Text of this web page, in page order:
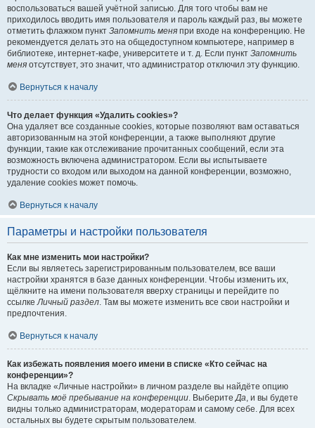
воспользоваться вашей учётной записью. Для того чтобы вам не
приходилось вводить имя пользователя и пароль каждый раз, вы можете
отметить флажком пункт Запомнить меня при входе на конференцию. Не
рекомендуется делать это на общедоступном компьютере, например в
библиотеке, интернет-кафе, университете и т. д. Если пункт Запомнить
меня отсутствует, это значит, что администратор отключил эту функцию.
Вернуться к началу
Что делает функция «Удалить cookies»?
Она удаляет все созданные cookies, которые позволяют вам оставаться
авторизованным на этой конференции, а также выполняют другие
функции, такие как отслеживание прочитанных сообщений, если эта
возможность включена администратором. Если вы испытываете
трудности со входом или выходом на данной конференции, возможно,
удаление cookies может помочь.
Вернуться к началу
Параметры и настройки пользователя
Как мне изменить мои настройки?
Если вы являетесь зарегистрированным пользователем, все ваши
настройки хранятся в базе данных конференции. Чтобы изменить их,
щёлкните на имени пользователя вверху страницы и перейдите по
ссылкеЛичный раздел. Там вы можете изменить все свои настройки и
предпочтения.
Вернуться к началу
Как избежать появления моего имени в списке «Кто сейчас на
конференции»?
На вкладке «Личные настройки» в личном разделе вы найдёте опцию
Скрывать моё пребывание на конференции. ВыберитеДа, и вы будете
видны только администраторам, модераторам и самому себе. Для всех
остальных вы будете скрытым пользователем.